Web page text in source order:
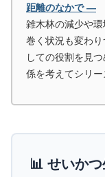
距離のなかで ―
雑木林の減少や
巻く状況も変わ
しての役割を見
係を考えてシリー
📊 せいか